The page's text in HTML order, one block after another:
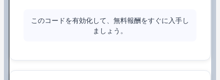
このコードを有効化して、無料報酬をすぐに入手し
ましょう。